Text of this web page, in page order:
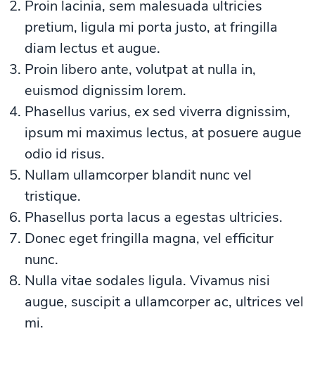
Proin lacinia, sem malesuada ultricies
pretium, ligula mi porta justo, at fringilla
diam lectus et augue.
Proin libero ante, volutpat at nulla in,
euismod dignissim lorem.
Phasellus varius, ex sed viverra dignissim,
ipsum mi maximus lectus, at posuere augue
odio id risus.
Nullam ullamcorper blandit nunc vel
tristique.
Phasellus porta lacus a egestas ultricies.
Donec eget fringilla magna, vel efficitur
nunc.
Nulla vitae sodales ligula. Vivamus nisi
augue, suscipit a ullamcorper ac, ultrices vel
mi.